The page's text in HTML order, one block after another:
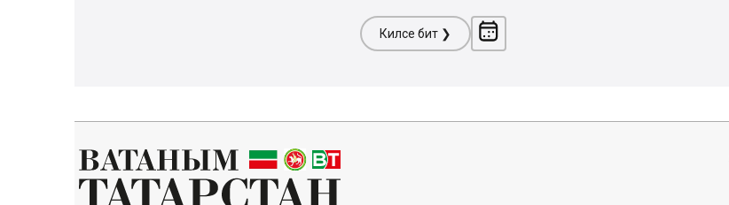
Киләсе бит ❯